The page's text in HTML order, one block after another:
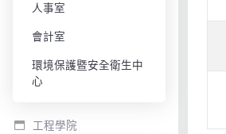
人事室
會計室
環境保護暨安全衛生中
心
工程學院